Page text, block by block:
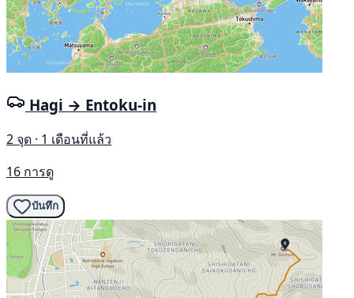
Hagi → Entoku-in
2 จุด · 1 เดือนที่แล้ว
16 การดู
บันทึก